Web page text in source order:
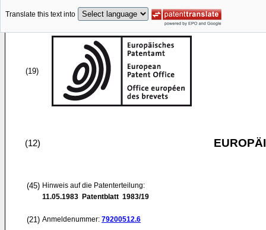
Translate this text into
(19)
(12)
(45) Hinweis auf die Patenterteilung:
11.05.1983 Patentblatt 1983/19
(21) Anmeldenummer: 79200512.6